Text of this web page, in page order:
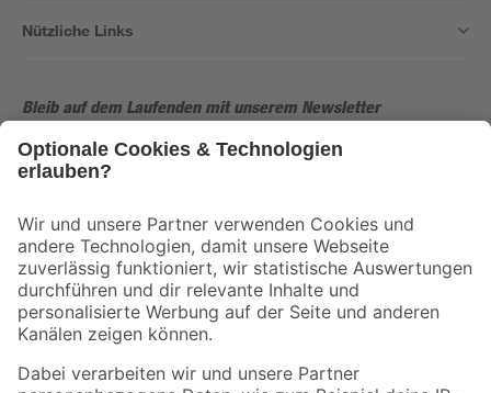
Nützliche Links
Bleib auf dem Laufenden mit unserem Newsletter
Der toom Newsletter: Keine Angebote und Aktionen mehr verpassen!
Folge uns
Zahlungsarten Versandarten